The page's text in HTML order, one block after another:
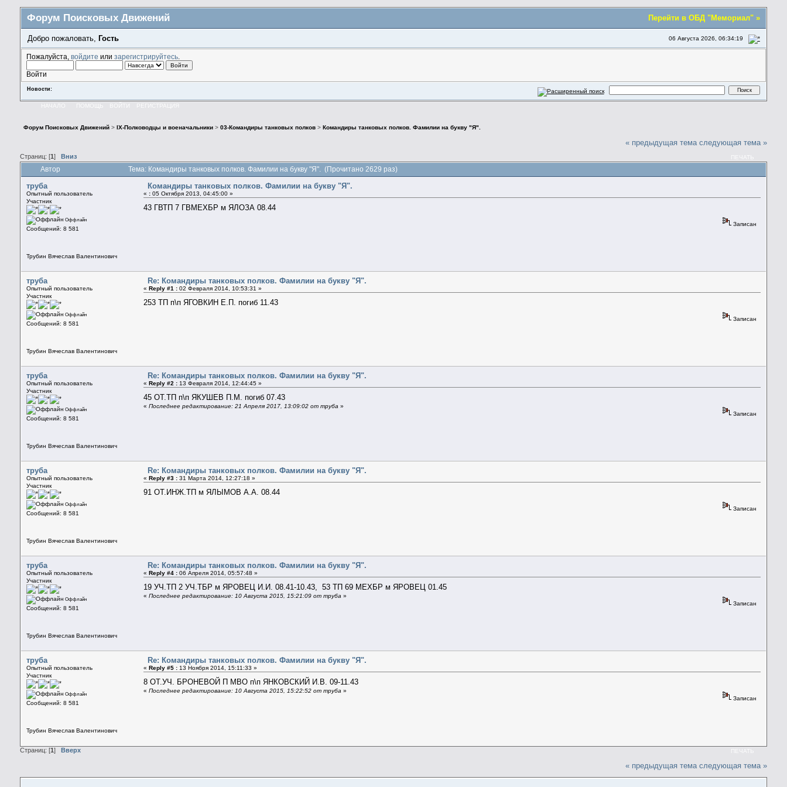
Перейти в ОБД "Мемориал" »
Форум Поисковых Движений
06 Августа 2026, 06:34:19
Добро пожаловать, Гость
Пожалуйста, войдите или зарегистрируйтесь.
Войти
Новости:
НАЧАЛО ПОМОЩЬ ВОЙТИ РЕГИСТРАЦИЯ
Форум Поисковых Движений > IX-Полководцы и военачальники >03-Командиры танковых полков > Командиры танковых полков. Фамилии на букву "Я".
« предыдущая тема следующая тема »
Страниц: [1 ] Вниз ПЕЧАТЬ
Автор Тема: Командиры танковых полков. Фамилии на букву "Я". (Прочитано 2629 раз)
труба
Опытный пользователь
Участник
Оффлайн
Сообщений: 8 581
Трубин Вячеслав Валентинович
Командиры танковых полков. Фамилии на букву "Я".
« : 05 Октября 2013, 04:45:00 »
43 ГВТП 7 ГВМЕХБР м ЯЛОЗА 08.44
Записан
труба
Опытный пользователь
Участник
Оффлайн
Сообщений: 8 581
Трубин Вячеслав Валентинович
Re: Командиры танковых полков. Фамилии на букву "Я".
«Reply #1 : 02 Февраля 2014, 10:53:31 »
253 ТП п\п ЯГОВКИН Е.П. погиб 11.43
Записан
труба
Опытный пользователь
Участник
Оффлайн
Сообщений: 8 581
Трубин Вячеслав Валентинович
Re: Командиры танковых полков. Фамилии на букву "Я".
«Reply #2 : 13 Февраля 2014, 12:44:45 »
45 ОТ.ТП п\п ЯКУШЕВ П.М. погиб 07.43
«Последнее редактирование: 21 Апреля 2017, 13:09:02 от труба »
Записан
труба
Опытный пользователь
Участник
Оффлайн
Сообщений: 8 581
Трубин Вячеслав Валентинович
Re: Командиры танковых полков. Фамилии на букву "Я".
«Reply #3 : 31 Марта 2014, 12:27:18 »
91 ОТ.ИНЖ.ТП м ЯЛЫМОВ А.А. 08.44
Записан
труба
Опытный пользователь
Участник
Оффлайн
Сообщений: 8 581
Трубин Вячеслав Валентинович
Re: Командиры танковых полков. Фамилии на букву "Я".
«Reply #4 : 06 Апреля 2014, 05:57:48 »
19 УЧ.ТП 2 УЧ.ТБР м ЯРОВЕЦ И.И. 08.41-10.43, 53 ТП 69 МЕХБР м ЯРОВЕЦ 01.45
«Последнее редактирование: 10 Августа 2015, 15:21:09 от труба »
Записан
труба
Опытный пользователь
Участник
Оффлайн
Сообщений: 8 581
Трубин Вячеслав Валентинович
Re: Командиры танковых полков. Фамилии на букву "Я".
«Reply #5 : 13 Ноября 2014, 15:11:33 »
8 ОТ.УЧ. БРОНЕВОЙ П МВО п\п ЯНКОВСКИЙ И.В. 09-11.43
«Последнее редактирование: 10 Августа 2015, 15:22:52 от труба »
Записан
Страниц: [1] Вверх ПЕЧАТЬ
« предыдущая тема следующая тема »